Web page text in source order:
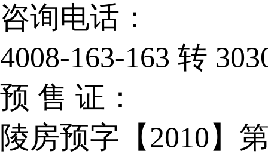
咨询电话：
4008-163-163 转
预 售 证：
陵房预字【2010】